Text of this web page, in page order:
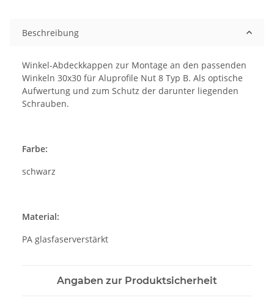
Beschreibung
Winkel-Abdeckkappen zur Montage an den passenden
Winkeln 30x30 für Aluprofile Nut 8 Typ B. Als optische
Aufwertung und zum Schutz der darunter liegenden
Schrauben.
Farbe:
schwarz
Material:
PA glasfaserverstärkt
Angaben zur Produktsicherheit